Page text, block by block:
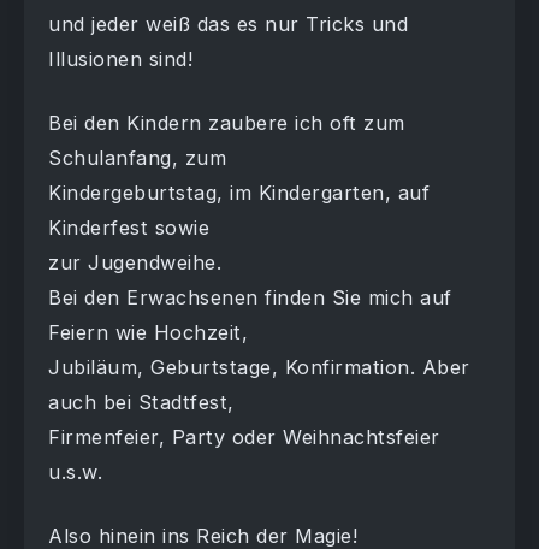
und jeder weiß das es nur Tricks und
Illusionen sind!
Bei den Kindern zaubere ich oft zum
Schulanfang, zum
Kindergeburtstag, im Kindergarten, auf
Kinderfest sowie
zur Jugendweihe.
Bei den Erwachsenen finden Sie mich auf
Feiern wie Hochzeit,
Jubiläum, Geburtstage, Konfirmation. Aber
auch bei Stadtfest,
Firmenfeier, Party oder Weihnachtsfeier
u.s.w.
Also hinein ins Reich der Magie!